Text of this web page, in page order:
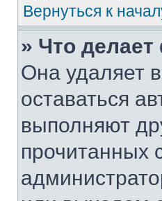
Вернуться к
» Что
Она удаляет
оставаться
выполняют
прочитанных